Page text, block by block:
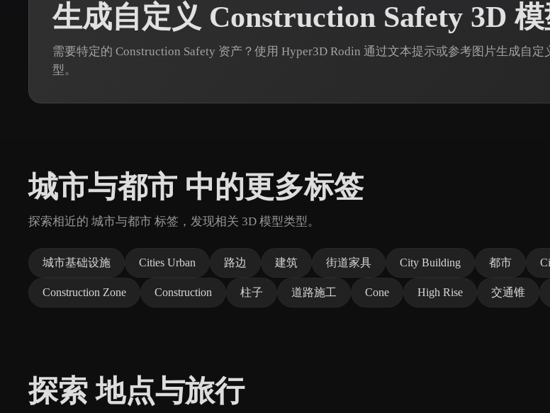
生成自定义 Construction Safety 3D 模
需要特定的 Construction Safety 资产？使用 Hyper3D Rodin 通过文本提示或参考图片生成自定
型。
城市与都市 中的更多标签
探索相近的 城市与都市 标签，发现相关 3D 模型类型。
城市基础设施 Cities Urban 路边 建筑 街道家具 City Building 都市
Construction Zone Construction 柱子 道路施工 Cone High Rise 交通锥
探索 地点与旅行